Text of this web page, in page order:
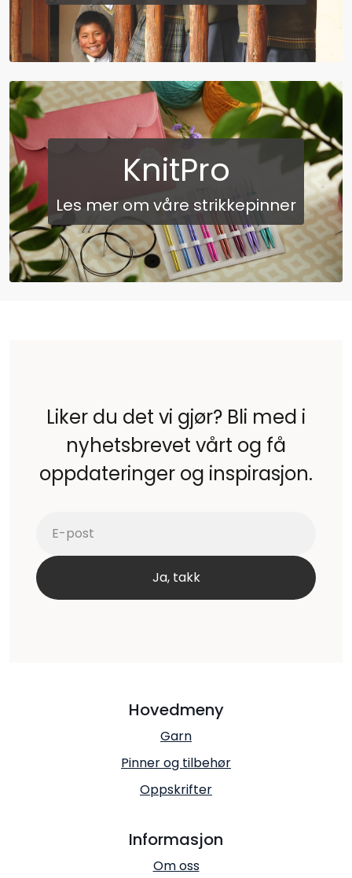
KnitPro
Les mer om våre strikkepinner
Liker du det vi gjør? Bli med i
nyhetsbrevet vårt og få
oppdateringer og inspirasjon.
Hovedmeny
Garn
Pinner og tilbehør
Oppskrifter
Informasjon
Om oss